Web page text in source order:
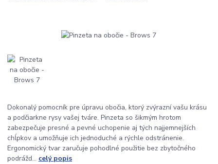
Dokonalý pomocník pre úpravu obočia, ktorý zvýrazní vašu krásu
a podčiarkne rysy vašej tváre. Pinzeta so šikmým hrotom
zabezpečuje presné a pevné uchopenie aj tých najjemnejších
chĺpkov a umožňuje ich jednoduché a rýchle odstránenie.
Ergonomický tvar zaručuje pohodlné použitie bez zbytočného
podrážd... celý popis